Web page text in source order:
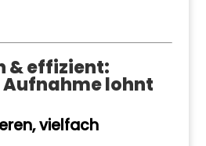
& effizient:
lohnt
vielfach